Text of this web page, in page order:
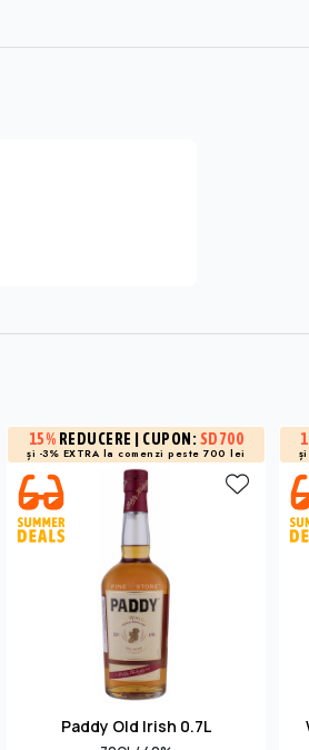
15% REDUCERE | CUPON: SD700
și -3% EXTRA la comenzi peste 700 lei
Paddy Old Irish 0.7L